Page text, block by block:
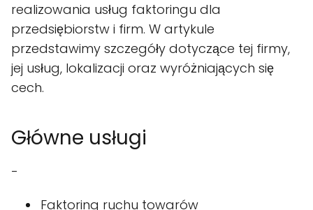
realizowania usług faktoringu dla
przedsiębiorstw i firm. W artykule
przedstawimy szczegóły dotyczące tej firmy,
jej usług, lokalizacji oraz wyróżniających się
cech.
Główne usługi
-
Faktoring ruchu towarów